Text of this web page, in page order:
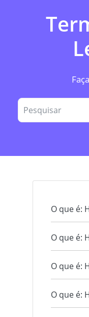
O que é:
O que é:
O que é:
O que é: